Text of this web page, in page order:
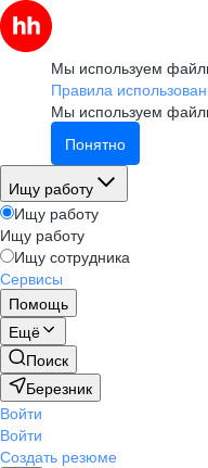
Мы используем
Правила
Мы используем
Понятно
Ищу работу
Ищу работу
Ищу работу
Ищу сотрудника
Сервисы
Помощь
Ещё
Поиск
Березник
Войти
Войти
Создать резюме